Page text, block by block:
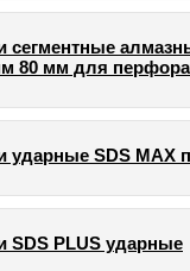
сегментные
80 мм для
ударные SDS MAX
SDS PLUS ударные